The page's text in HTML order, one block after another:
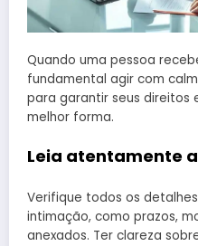
Quando uma pessoa
fundamental agir com
para garantir seus direitos
melhor forma.
Leia atentamente
Verifique todos os
intimação, como prazos,
anexados. Ter clareza